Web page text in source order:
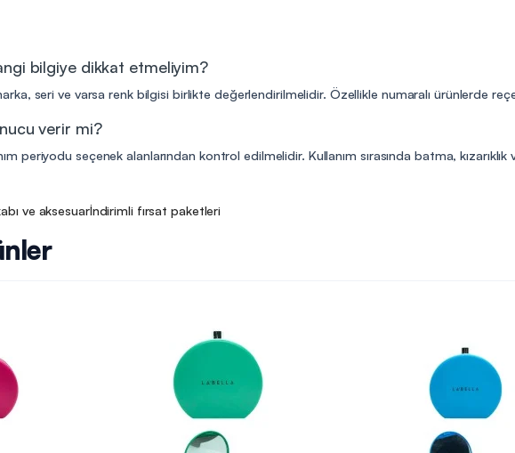
bilgiye dikkat etmeliyim?
seri ve varsa renk bilgisi birlikte değerlendirilmelidir. Özellikle numaralı ürünlerde
verir mi?
periyodu seçenek alanlarından kontrol edilmelidir. Kullanım sırasında batma, kızarıklık
ve aksesuarİndirimli fırsat paketleri